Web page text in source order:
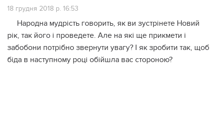
18 грудня 2018 р. 16:53
Народна мудрість говорить, як ви зустрінете Новий
рік, так його і проведете. Але на які ще прикмети і
забобони потрібно звернути увагу? І як зробити так, щоб
біда в наступному році обійшла вас стороною?